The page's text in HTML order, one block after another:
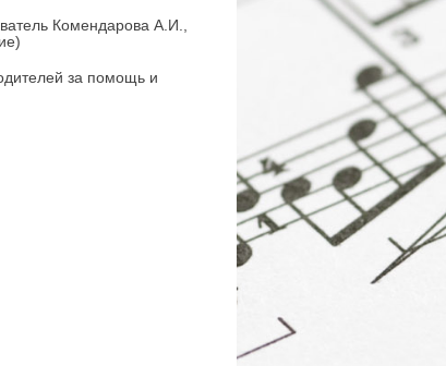
Комендарова А.И.,
за помощь и